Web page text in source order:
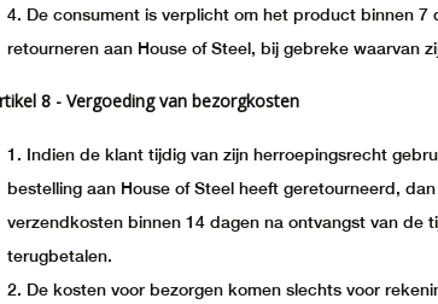
De consument is verplicht om het product binnen
retourneren aan House of Steel, bij gebreke waarvan
8 - Vergoeding van bezorgkosten
Indien de klant tijdig van zijn herroepingsrecht
bestelling aan House of Steel heeft geretourneerd,
verzendkosten binnen 14 dagen na ontvangst van de
terugbetalen.
De kosten voor bezorgen komen slechts voor